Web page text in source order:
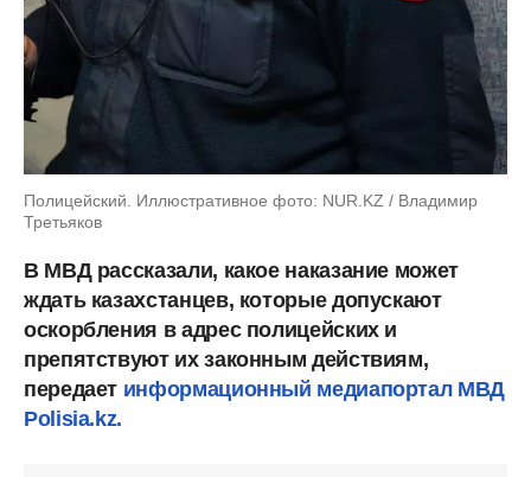
Полицейский. Иллюстративное фото: NUR.KZ / Владимир
Третьяков
В МВД рассказали, какое наказание может
ждать казахстанцев, которые допускают
оскорбления в адрес полицейских и
препятствуют их законным действиям,
передает информационный медиапортал МВД
Polisia.kz.